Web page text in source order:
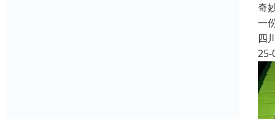
奇
一
四
25-